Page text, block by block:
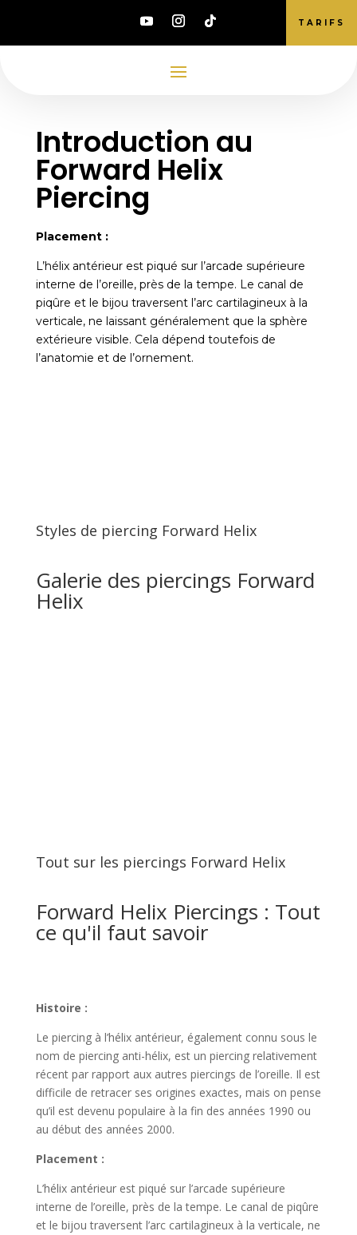
TARIFS
Introduction au
Forward Helix
Piercing
Placement :
L’hélix antérieur est piqué sur l’arcade supérieure
interne de l’oreille, près de la tempe. Le canal de
piqûre et le bijou traversent l’arc cartilagineux à la
verticale, ne laissant généralement que la sphère
extérieure visible. Cela dépend toutefois de
l’anatomie et de l’ornement.
Styles de piercing Forward Helix
Galerie des piercings Forward
Helix
Tout sur les piercings Forward Helix
Forward Helix Piercings : Tout
ce qu'il faut savoir
Histoire :
Le piercing à l’hélix antérieur, également connu sous le
nom de piercing anti-hélix, est un piercing relativement
récent par rapport aux autres piercings de l’oreille. Il est
difficile de retracer ses origines exactes, mais on pense
qu’il est devenu populaire à la fin des années 1990 ou
au début des années 2000.
Placement :
L’hélix antérieur est piqué sur l’arcade supérieure
interne de l’oreille, près de la tempe. Le canal de piqûre
et le bijou traversent l’arc cartilagineux à la verticale, ne